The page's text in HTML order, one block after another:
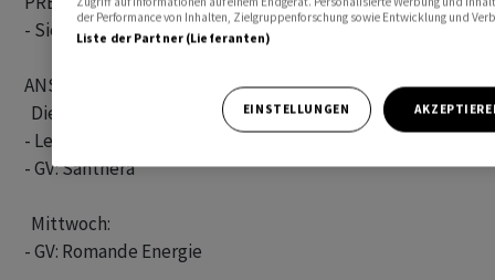
- Siehe separate Presseschau
ANSTEHENDE INFORMATIONEN VON UNTERNEHMEN
  Dienstag:
- Lem: BMK 2025/26 (10.30 Uhr)
- GV: Santhera
  Mittwoch:
- GV: Romande Energie
der Performance von Inhalten, Zielgruppenforschung sowie Entwicklung und
Liste der Partner (Lieferanten)
EINSTELLUNGEN